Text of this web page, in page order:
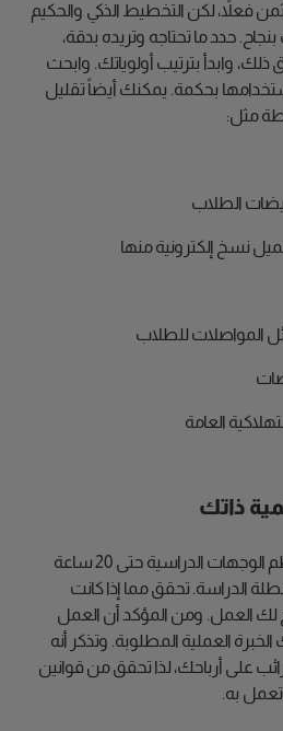
فعلاً، لكن التخطيط الذكي والحكيم
حدد ما تحتاجه وتريده بدقة،
وابدأ بترتيب أولوياتك. وابحث
بحكمة. يمكنك أيضاً تقليل
مثل:
الطلاب
نسخ إلكترونية منها
المواصلات للطلاب
العامة
يسمح لك بالعمل في معظم الوجهات الدراسية حتى 20 ساعة
الدراسة. تحقق مما إذا كانت
العمل. ومن المؤكد أن العمل
العملية المطلوبة. وتذكر أنه
على أرباحك، لذا تحقق من قوانين
به.